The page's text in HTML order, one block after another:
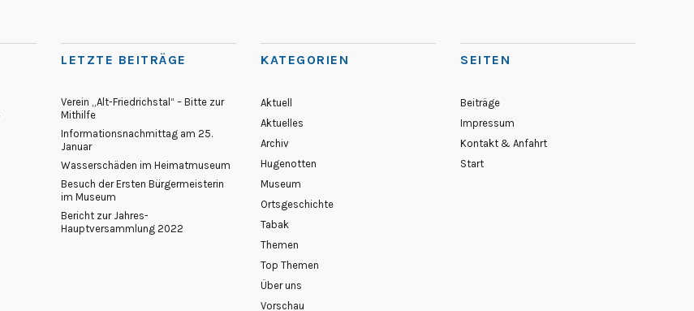
LETZTE BEITRÄGE
Verein „Alt-Friedrichstal“ – Bitte zur
Mithilfe
Informationsnachmittag am 25.
Januar
Wasserschäden im Heimatmuseum
Besuch der Ersten Bürgermeisterin
im Museum
Bericht zur Jahres-
Hauptversammlung 2022
KATEGORIEN
Aktuell
Aktuelles
Archiv
Hugenotten
Museum
Ortsgeschichte
Tabak
Themen
Top Themen
Über uns
Vorschau
SEITEN
Beiträge
Impressum
Kontakt & Anfahrt
Start